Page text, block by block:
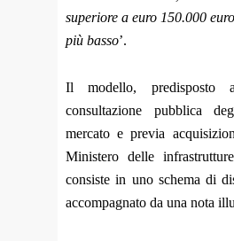
superiore a euro 150.000
più basso’.
Il modello, predisposto
consultazione pubblica
mercato e previa
Ministero delle
consiste in uno schema di
accompagnato da una nota